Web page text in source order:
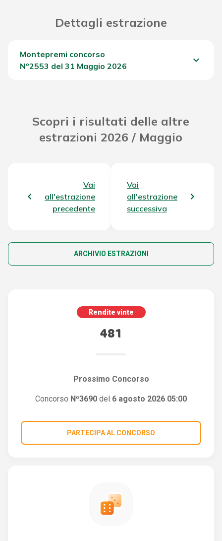
Dettagli estrazione
Montepremi concorso
Nº2553 del 31 Maggio 2026
keyboard_arrow_down
Scopri i risultati delle altre
estrazioni 2026 / Maggio
Vai
all'estrazione
precedente
Vai
all'estrazione
successiva
ARCHIVIO ESTRAZIONI
Rendite vinte
481
Prossimo Concorso
Concorso Nº3690 del 6 agosto 2026 05:00
PARTECIPA AL CONCORSO